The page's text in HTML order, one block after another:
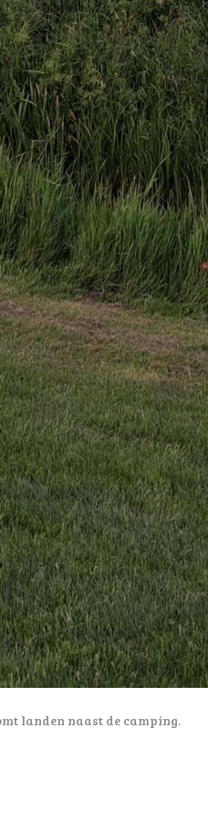
landen naast de camping.